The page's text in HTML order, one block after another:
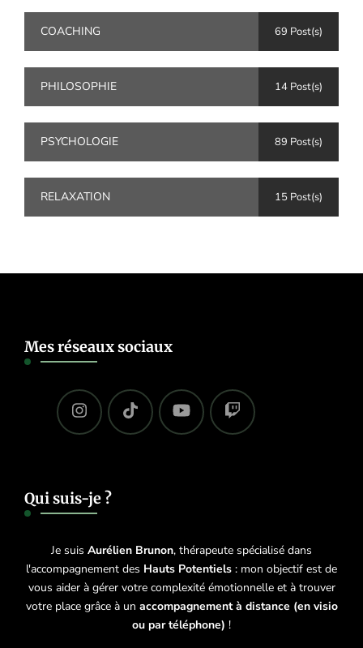
COACHING 69 Post(s)
PHILOSOPHIE 14 Post(s)
PSYCHOLOGIE 89 Post(s)
RELAXATION 15 Post(s)
Mes réseaux sociaux
Qui suis-je ?
Je suis Aurélien Brunon, thérapeute spécialisé dans
l'accompagnement des Hauts Potentiels : mon objectif est de
vous aider à gérer votre complexité émotionnelle et à trouver
votre place grâce à un accompagnement à distance (en visio
ou par téléphone) !